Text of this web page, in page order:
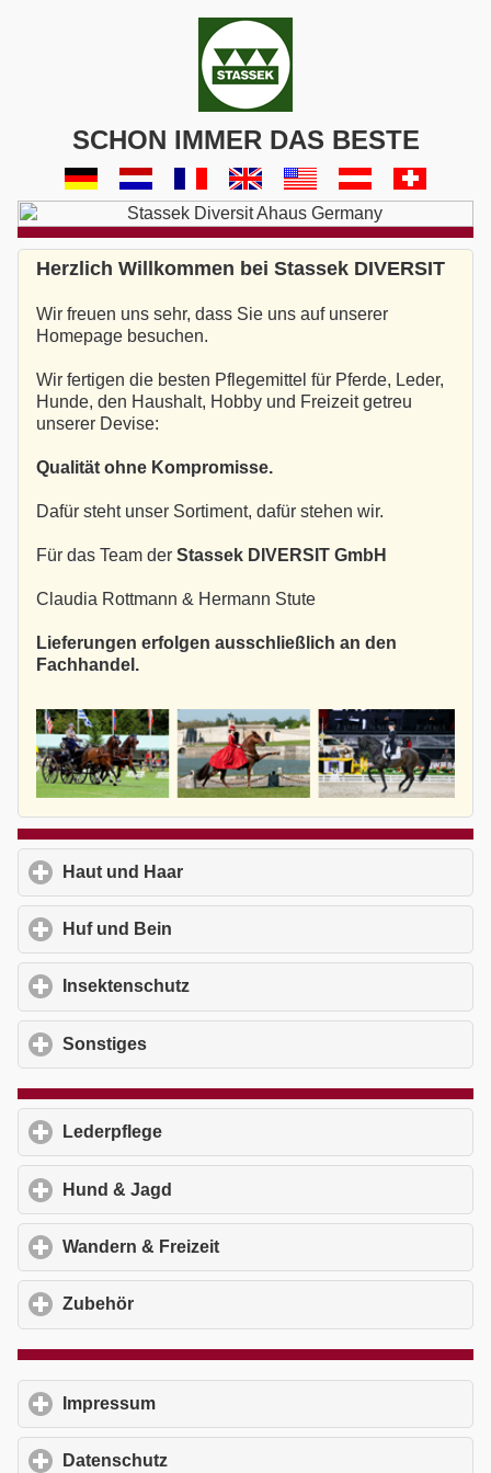
SCHON IMMER DAS BESTE
Herzlich Willkommen bei Stassek DIVERSIT
Wir freuen uns sehr, dass Sie uns auf unserer
Homepage besuchen.
Wir fertigen die besten Pflegemittel für Pferde, Leder,
Hunde, den Haushalt, Hobby und Freizeit getreu
unserer Devise:
Qualität ohne Kompromisse.
Dafür steht unser Sortiment, dafür stehen wir.
Für das Team der Stassek DIVERSIT GmbH
Claudia Rottmann & Hermann Stute
Lieferungen erfolgen ausschließlich an den
Fachhandel.
Haut und Haar
Huf und Bein
Insektenschutz
Sonstiges
Lederpflege
Hund & Jagd
Wandern & Freizeit
Zubehör
Impressum
Datenschutz